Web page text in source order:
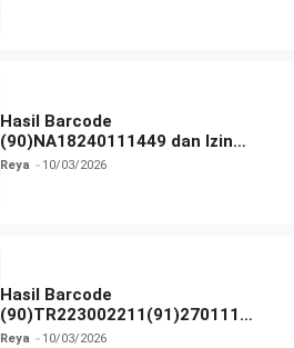
Hasil Barcode
(90)NA18240111449 dan Izin
BPOM
Reya 10/03/2026
Hasil Barcode
(90)TR223002211(91)270111
dan Izin BPOM
Reya 10/03/2026